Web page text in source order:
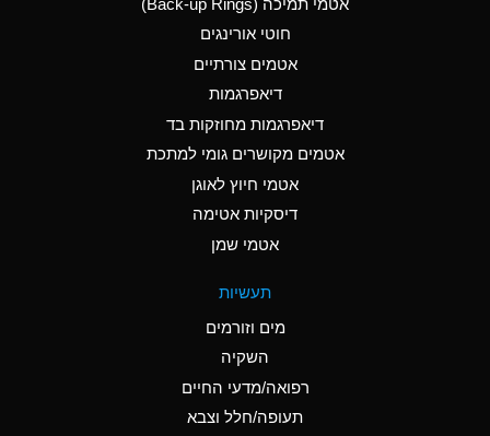
Aluminum Phosphate
Ammonia Anhydrous
C
Ammonia Gas (cold)
A
Ammonia Gas (hot)
Ammonium Hydroxide
A
חוטי אורינגים
אטמים צורתיים
דיאפרגמות
דיאפרגמות מחוזקות בד
אטמים מקושרים גומי למתכת
אטמי חיוץ לאוגן
דיסקיות אטימה
אטמי שמן
תעשיות
מים וזורמים
השקיה
רפואה/מדעי החיים
תעופה/חלל וצבא